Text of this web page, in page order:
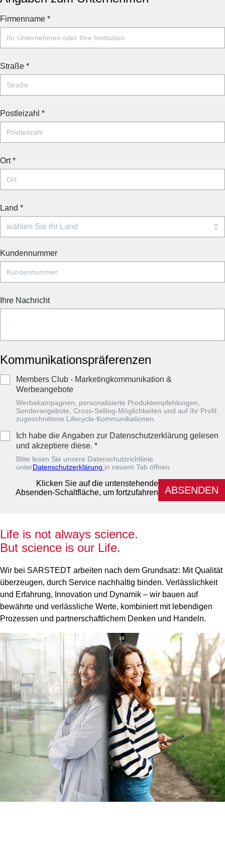
Firmenname *
Straße *
Postleizahl *
Ort*
Land *
Kundennummer
Ihre Nachricht
Kommunikationspräferenzen
Members Club - Marketingkommunikation &
Werbeangebote
Werbekampagnen, personalisierte Produktempfehlungen,
Sonderangebote, Cross-Selling-Möglichkeiten und auf Ihr Profil
zugeschnittene Lifecycle-Kommunikationen.
Ich habe die Angaben zur Datenschutzerklärung gelesen
und akzeptiere diese. *
Bitte lesen Sie unsere Datenschutzrichtlinie
unterDatenschutzerklärung in neuem Tab öffnen
Klicken Sie auf die untenstehende
Absenden-Schaltfläche, um fortzufahren
ABSENDEN
Life is not always science.
But science is our Life.
Wir bei SARSTEDT arbeiten nach dem Grundsatz: Mit Qualität
überzeugen, durch Service nachhaltig binden. Verlässlichkeit
und Erfahrung, Innovation und Dynamik – wir bauen auf
bewährte und verlässliche Werte, kombiniert mit lebendigen
Prozessen und partnerschaftlichem Denken und Handeln.